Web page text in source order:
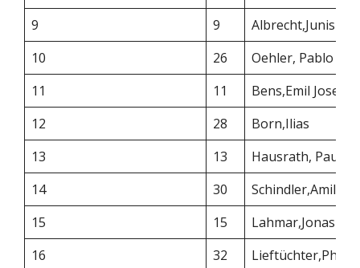
9
9
Albrecht,Junis
10
26
Oehler, Pablo
11
11
Bens,Emil Josef
12
28
Born,Ilias
13
13
Hausrath, Paul
14
30
Schindler,Amilia
15
15
Lahmar,Jonas
16
32
Lieftüchter,Phil